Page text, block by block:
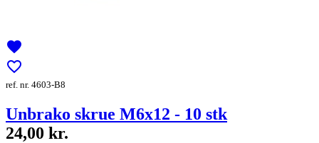
favorite
favorite_border
ref. nr. 4603-B8
Unbrako skrue M6x12 - 10 stk
24,00 kr.